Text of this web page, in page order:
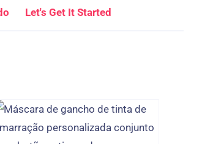
Let's Get It Started